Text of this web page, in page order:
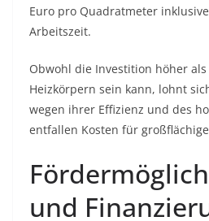
Euro pro Quadratmeter
Arbeitszeit.
Obwohl die Investition höher
Heizkörpern sein kann, lohnt
wegen ihrer Effizienz und des
entfallen Kosten für
und